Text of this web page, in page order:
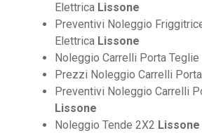
Elettrica Lissone
Preventivi Noleggio
Elettrica Lissone
Noleggio Carrelli Porta Teglie
Prezzi Noleggio Carrelli
Preventivi Noleggio Carrelli
Lissone
Noleggio Tende 2X2 Lissone